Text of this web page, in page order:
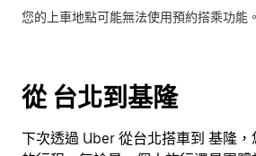
擇
按
離
開
按
您的上車地點可能無法使用預約搭乘功能。
從 台北到基隆
下次透過 Uber 從台北搭車到 基隆